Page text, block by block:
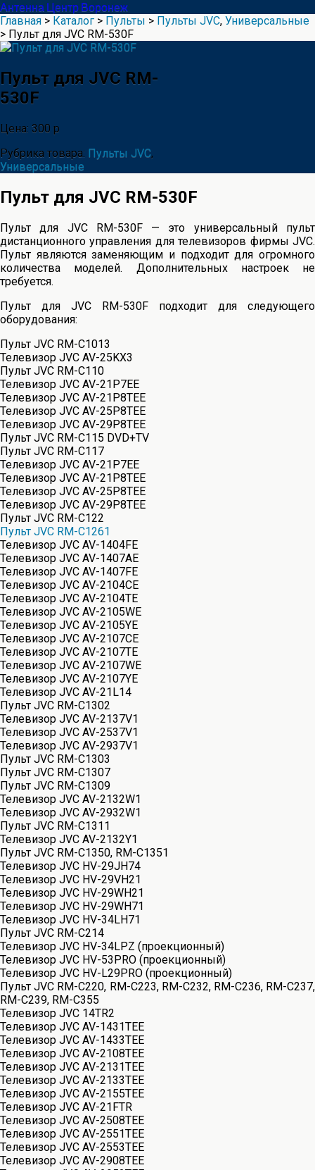
Антенна Центр Воронеж
Главная > Каталог > Пульты > Пульты JVC, Универсальные
> Пульт для JVC RM-530F
Пульт для JVC RM-
530F
Цена: 300 р
Рубрика товара: Пульты JVC,
Универсальные
Пульт для JVC RM-530F
Пульт для JVC RM-530F — это универсальный пульт
дистанционного управления для телевизоров фирмы JVC.
Пульт являются заменяющим и подходит для огромного
количества моделей. Дополнительных настроек не
требуется.
Пульт для JVC RM-530F подходит для следующего
оборудования:
Пульт JVC RM-C1013
Телевизор JVC AV-25KX3
Пульт JVC RM-C110
Телевизор JVC AV-21P7EE
Телевизор JVC AV-21P8TEE
Телевизор JVC AV-25P8TEE
Телевизор JVC AV-29P8TEE
Пульт JVC RM-C115 DVD+TV
Пульт JVC RM-C117
Телевизор JVC AV-21P7EE
Телевизор JVC AV-21P8TEE
Телевизор JVC AV-25P8TEE
Телевизор JVC AV-29P8TEE
Пульт JVC RM-C122
Пульт JVC RM-C1261
Телевизор JVC AV-1404FE
Телевизор JVC AV-1407AE
Телевизор JVC AV-1407FE
Телевизор JVC AV-2104CE
Телевизор JVC AV-2104TE
Телевизор JVC AV-2105WE
Телевизор JVC AV-2105YE
Телевизор JVC AV-2107CE
Телевизор JVC AV-2107TE
Телевизор JVC AV-2107WE
Телевизор JVC AV-2107YE
Телевизор JVC AV-21L14
Пульт JVC RM-C1302
Телевизор JVC AV-2137V1
Телевизор JVC AV-2537V1
Телевизор JVC AV-2937V1
Пульт JVC RM-C1303
Пульт JVC RM-C1307
Пульт JVC RM-C1309
Телевизор JVC AV-2132W1
Телевизор JVC AV-2932W1
Пульт JVC RM-C1311
Телевизор JVC AV-2132Y1
Пульт JVC RM-C1350, RM-C1351
Телевизор JVC HV-29JH74
Телевизор JVC HV-29VH21
Телевизор JVC HV-29WH21
Телевизор JVC HV-29WH71
Телевизор JVC HV-34LH71
Пульт JVC RM-C214
Телевизор JVC HV-34LPZ (проекционный)
Телевизор JVC HV-53PRO (проекционный)
Телевизор JVC HV-L29PRO (проекционный)
Пульт JVC RM-C220, RM-C223, RM-C232, RM-C236, RM-C237,
RM-C239, RM-C355
Телевизор JVC 14TR2
Телевизор JVC AV-1431TEE
Телевизор JVC AV-1433TEE
Телевизор JVC AV-2108TEE
Телевизор JVC AV-2131TEE
Телевизор JVC AV-2133TEE
Телевизор JVC AV-2155TEE
Телевизор JVC AV-21FTR
Телевизор JVC AV-2508TEE
Телевизор JVC AV-2551TEE
Телевизор JVC AV-2553TEE
Телевизор JVC AV-2908TEE